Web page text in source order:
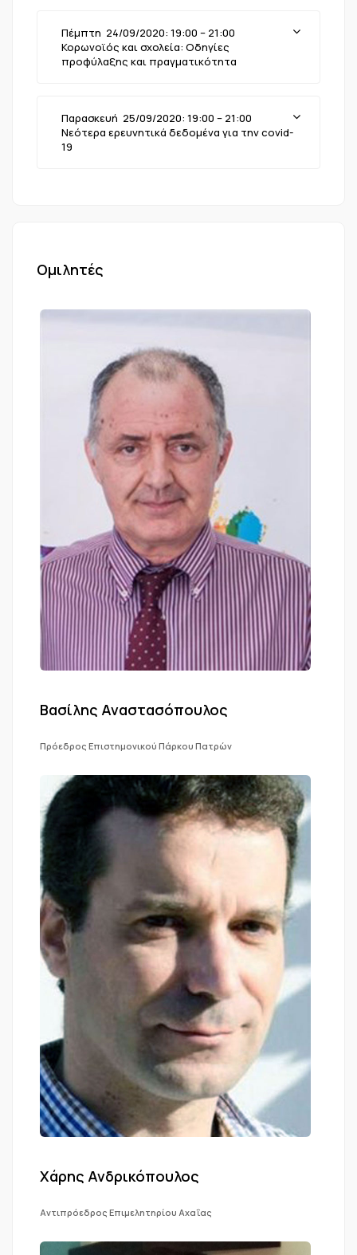
Πέμπτη 24/09/2020: 19:00 – 21:00
Κορωνοϊός και σχολεία: Οδηγίες
προφύλαξης και πραγματικότητα
Παρασκευή 25/09/2020: 19:00 – 21:00
Νεότερα ερευνητικά δεδομένα για την covid-
19
Ομιλητές
Βασίλης Αναστασόπουλος
Πρόεδρος Επιστημονικού Πάρκου Πατρών
Χάρης Ανδρικόπουλος
Αντιπρόεδρος Επιμελητηρίου Αχαΐας